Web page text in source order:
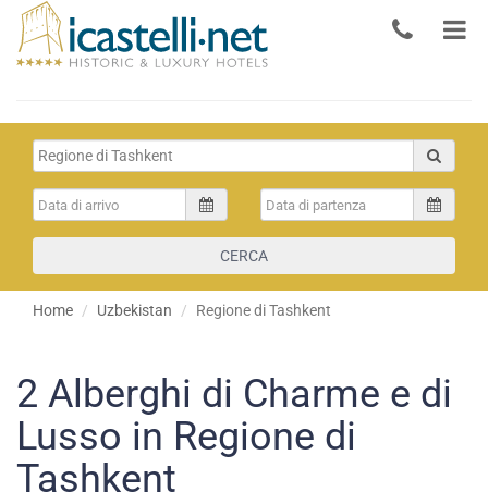
CERCA
Home Uzbekistan Regione di Tashkent
2 Alberghi di Charme e di
Lusso in Regione di
Tashkent